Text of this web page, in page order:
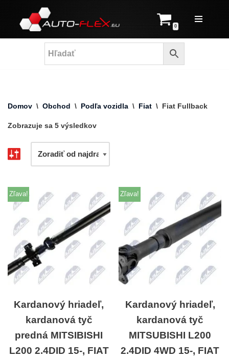
Prejsť
na
0
Domov \ Obchod \ Podľa vozidla \ Fiat \ Fiat Fullback
Zobrazuje sa 5 výsledkov
Zľava!
Kardanový hriadeľ,
kardanová tyč
predná MITSIBISHI
L200 2.4DID 15-, FIAT
Zľava!
Kardanový hriadeľ,
kardanová tyč
MITSUBISHI L200
2.4DID 4WD 15-, FIAT